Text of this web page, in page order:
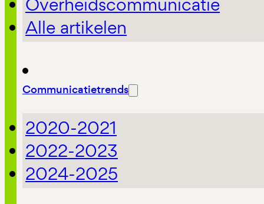
Alle artikelen
Communicatietrends
2020-2021
2022-2023
2024-2025